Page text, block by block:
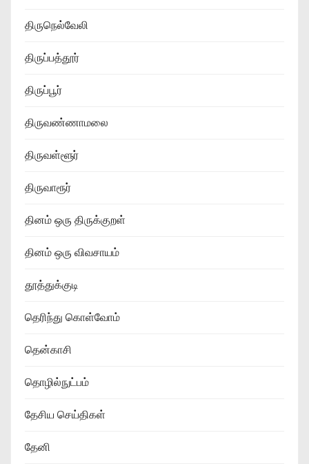
திருநெல்வேலி
திருப்பத்தூர்
திருப்பூர்
திருவண்ணாமலை
திருவள்ளூர்
திருவாரூர்
தினம் ஒரு திருக்குறள்
தினம் ஒரு விவசாயம்
தூத்துக்குடி
தெரிந்து கொள்வோம்
தென்காசி
தொழில்நுட்பம்
தேசிய செய்திகள்
தேனி